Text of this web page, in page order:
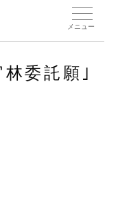
メニュー
委託願｣